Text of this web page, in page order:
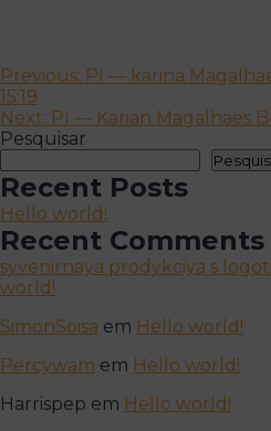
Navegação
de
artigos
Previous: PI — karina
15:19
Next: PI — Karian Magalhaes
Pesquisar
Recent Posts
Hello world!
Recent Comments
syvenirnaya prodykciya s
world!
SimonSoisa em Hello world!
Percywam em Hello world!
Harrispep em Hello world!